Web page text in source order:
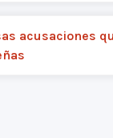
acusaciones